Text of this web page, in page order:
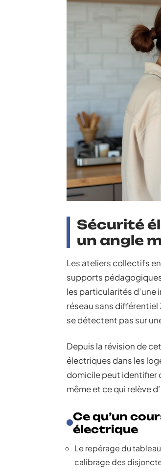
Sécurité
un angle
Les ateliers collectifs
supports
les particularités
réseau sans différentiel
se détectent pas sur
Depuis la révision de
électriques dans les
domicile peut identifier
même et ce qui relève
Ce qu’un
électrique
Le repérage du
calibrage des